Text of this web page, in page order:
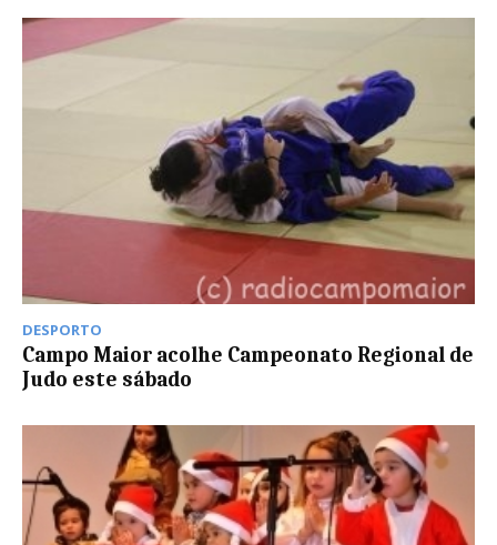
DESPORTO
Campo Maior acolhe Campeonato Regional de
Judo este sábado